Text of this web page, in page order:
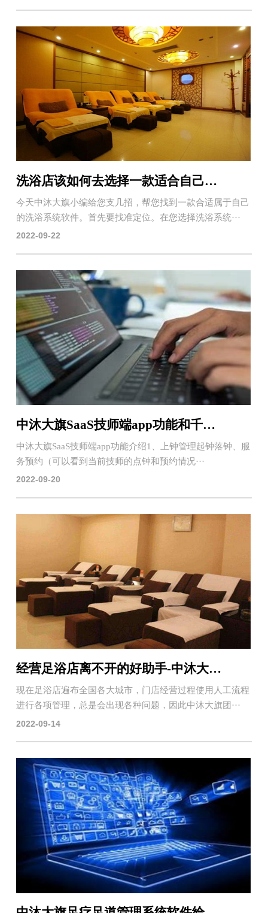
洗浴店该如何去选择一款适合自己的洗浴系统软件？
今天中沐大旗小编给您支几招，帮您找到一款合适属于自己
的洗浴系统软件。首先要找准定位。在您选择洗浴系统···
2022-09-22
中沐大旗SaaS技师端app功能和千里眼功能介绍
中沐大旗SaaS技师端app功能介绍1、上钟管理起钟落钟、服
务预约（可以看到当前技师的点钟和预约情况···
2022-09-20
经营足浴店离不开的好助手-中沐大旗足浴saas系统
现在足浴店遍布全国各大城市，门店经营过程使用人工流程
进行各项管理，总是会出现各种问题，因此中沐大旗团···
2022-09-14